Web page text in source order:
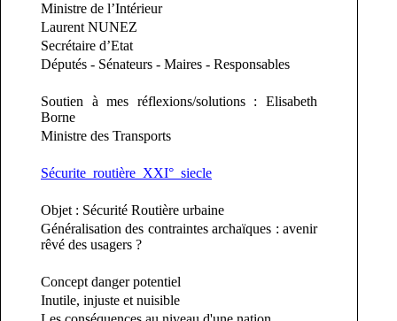
Ministre de l’Intérieur
Laurent NUNEZ
Secrétaire d’Etat
Députés - Sénateurs - Maires - Responsables
Soutien à mes réflexions/solutions : Elisabeth
Borne
Ministre des Transports
Sécurite_routière_XXI°_siecle
Objet : Sécurité Routière urbaine
Généralisation des contraintes archaïques : avenir
rêvé des usagers ?
Concept danger potentiel
Inutile, injuste et nuisible